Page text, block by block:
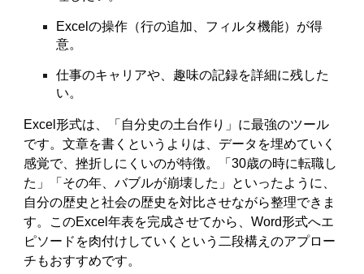
Excelの操作（行の追加、フィルタ機能）が得
意。
仕事のキャリアや、趣味の記録を詳細に残した
い。
Excel形式は、「自分史の土台作り」に最強のツール
です。文章を書くというよりは、データを埋めていく
感覚で、挫折しにくいのが特徴。「30歳の時に転職し
た」「その年、バブルが崩壊した」といったように、
自分の歴史と社会の歴史を対比させながら整理できま
す。このExcel年表を完成させてから、Word形式へエ
ピソードを肉付けしていくという二段構えのアプロー
チもおすすめです。